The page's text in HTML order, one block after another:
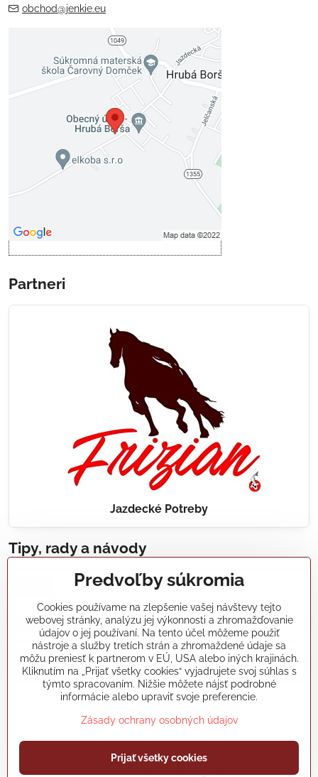
obchod@jenkie.eu
Externý obsah je blokovaný
Voľbami súkromia
Prajete si načítať externý obsah?
Povoliť tentokrát
Povoliť a zapamätať - súhlas s
Partneri
Jazdecké Potreby
Tipy, rady a návody
Realizácie záhradných jazierok, bazénov, fontán,
Články a blogy
Rady a návody
koikapre/?ref=hl
©2026Copyright
Predvoľby súkromiaZásady ochrany osobných údajov
Predvoľby súkromia
Cookies používame na zlepšenie vašej návštevy tejto
webovej stránky, analýzu jej výkonnosti a zhromažďovanie
údajov o jej používaní. Na tento účel môžeme použiť
nástroje a služby tretích strán a zhromaždené údaje sa
môžu preniesť k partnerom v EÚ, USA alebo iných krajinách.
Kliknutím na „Prijať všetky cookies“ vyjadrujete svoj súhlas s
týmto spracovaním. Nižšie môžete nájsť podrobné
informácie alebo upraviť svoje preferencie.
Zásady ochrany osobných údajov
Prijať všetky cookies